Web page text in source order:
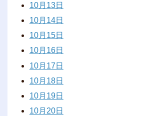
10月13日
10月14日
10月15日
10月16日
10月17日
10月18日
10月19日
10月20日